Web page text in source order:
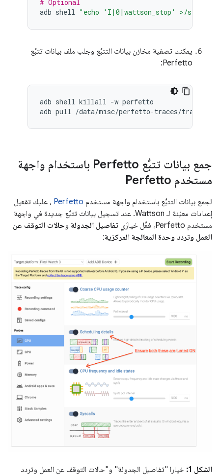
# Optional
adb shell "echo 'I|0|wattson_stop' >/sys/
يمكنك تصفية مخازن بيانات التتبُّع وجلب ملف بيانات تتبُّع
Perfetto:
adb shell killall -w perfetto
adb pull /data/misc/perfetto-traces/trace
جمع بيانات تتبُّع Perfetto باستخدام واجهة
مستخدم Perfetto
لجمع بيانات التتبُّع باستخدام واجهة مستخدم Perfetto ، عليك تفعيل
إعدادات معيّنة لـ Wattson. عند تسجيل بيانات تتبُّع جديدة في واجهة
مستخدم Perfetto، فعِّل خيارَي
تفاصيل الجدولة وحالات التوقف عن
العمل وتردد وحدة المعالجة المركزية:
الشكل 1:
خيارا "تفاصيل الجدولة" و"حالات التوقف عن العمل وتردد